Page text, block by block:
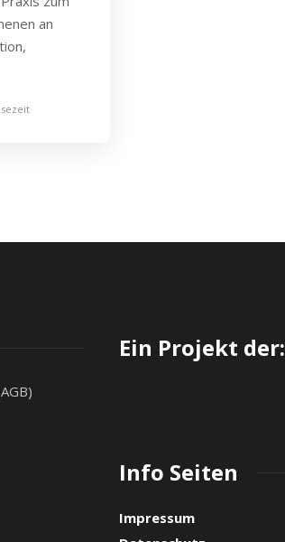
an
Ein Projekt der:
Info Seiten
Impressum